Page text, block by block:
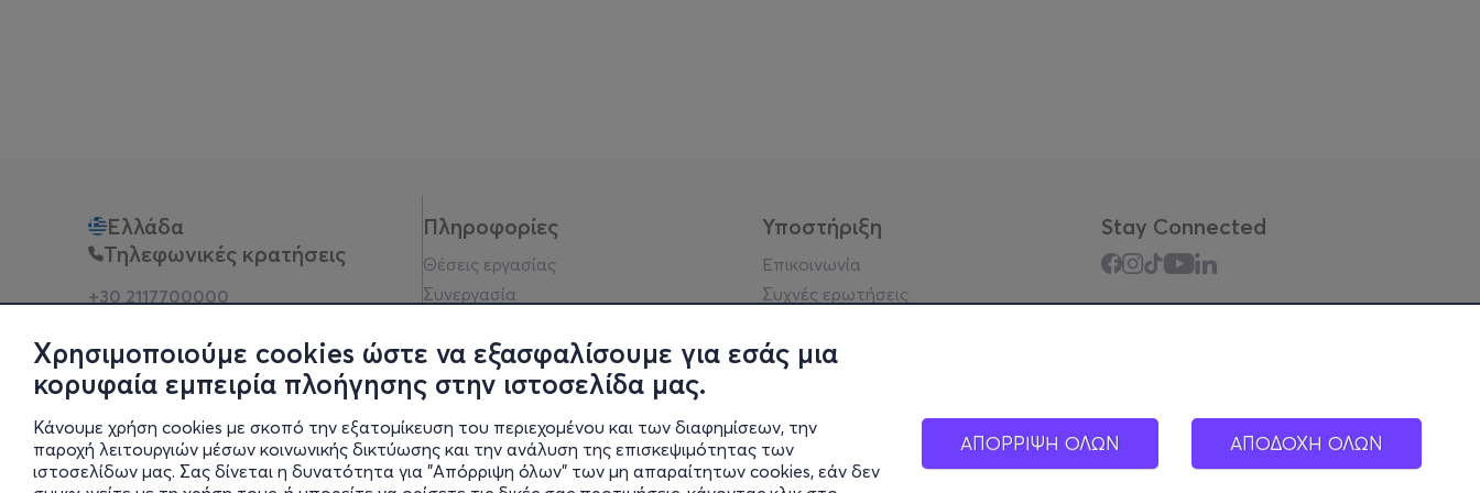
Χρησιμοποιούμε cookies ώστε να εξασφαλίσουμε για εσάς μια
κορυφαία εμπειρία πλοήγησης στην ιστοσελίδα μας.
Κάνουμε χρήση cookies με σκοπό την εξατομίκευση του περιεχομένου και των διαφημίσεων, την
παροχή λειτουργιών μέσων κοινωνικής δικτύωσης και την ανάλυση της επισκεψιμότητας των
ιστοσελίδων μας. Σας δίνεται η δυνατότητα για "Απόρριψη όλων" των μη απαραίτητων cookies, εάν δεν
ΑΠΟΡΡΙΨΗ ΟΛΩΝ ΑΠΟΔΟΧΗ ΟΛΩΝ
Ελλάδα
Τηλεφωνικές κρατήσεις
+30 2117700000
Φυσικά σημεία
Πληροφορίες
Θέσεις εργασίας
Συνεργασία
Πολιτική απορρήτου
Νομική σημείωση
Blog
Οικονομικά στοιχεία
Υποστήριξη
Επικοινωνία
Συχνές ερωτήσεις
Υπηρεσίες
Σύνδεση reseller
Stay Connected